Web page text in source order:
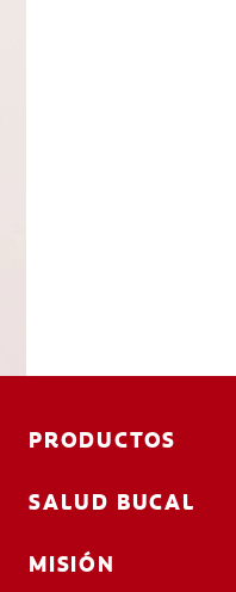
PRODUCTOS
SALUD BUCAL
MISIÓN